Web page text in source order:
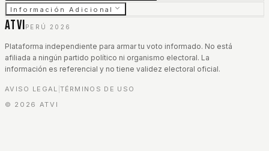
Información Adicional
ATVI PERÚ 2026
Plataforma independiente para armar tu voto informado. No está
afiliada a ningún partido político ni organismo electoral. La
información es referencial y no tiene validez electoral oficial.
AVISO LEGAL TÉRMINOS DE USO
© 2026 ATVI